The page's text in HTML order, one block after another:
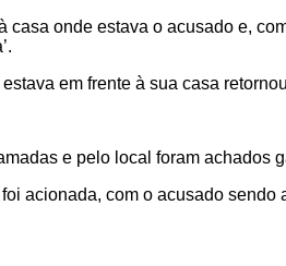
casa onde estava o acusado e,
em frente à sua casa
e pelo local foram achados
acionada, com o acusado